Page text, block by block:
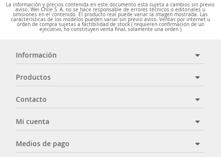
La información y precios contenida en este documento está sujeta a cambios sin previo
aviso. Wei Chile S. A. no se hace responsable de errores técnicos o editoriales u
omisiones en el contenido. El producto real puede variar la imagen mostrada. Las
características de los modelos pueden variar sin previo aviso. Ventas por internet u
orden de compra sujetas a factibilidad de stock ( requieren confirmación de un
ejecutivo, no constituyen venta final, solamente una orden )
Información
Productos
Contacto
Mi cuenta
Medios de pago